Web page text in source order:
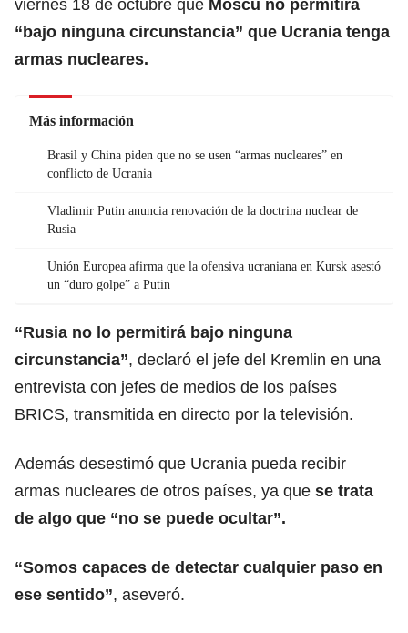
viernes 18 de octubre que Moscú no permitirá
“bajo ninguna circunstancia” que Ucrania tenga
armas nucleares.
Más información
Brasil y China piden que no se usen “armas nucleares” en
conflicto de Ucrania
Vladimir Putin anuncia renovación de la doctrina nuclear de
Rusia
Unión Europea afirma que la ofensiva ucraniana en Kursk asestó
un “duro golpe” a Putin
“Rusia no lo permitirá bajo ninguna
circunstancia”, declaró el jefe del Kremlin en una
entrevista con jefes de medios de los países
BRICS, transmitida en directo por la televisión.
Además desestimó que Ucrania pueda recibir
armas nucleares de otros países, ya que se trata
de algo que “no se puede ocultar”.
“Somos capaces de detectar cualquier paso en
ese sentido”, aseveró.